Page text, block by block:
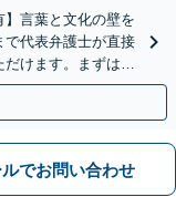
】言葉と文化の壁を
で代表弁護士が直接
けます。まずは一
ルでお問い合わせ